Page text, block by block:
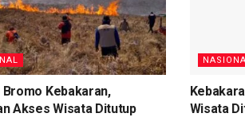
Bromo Kebakaran,
Akses Wisata Ditutup
Wisata